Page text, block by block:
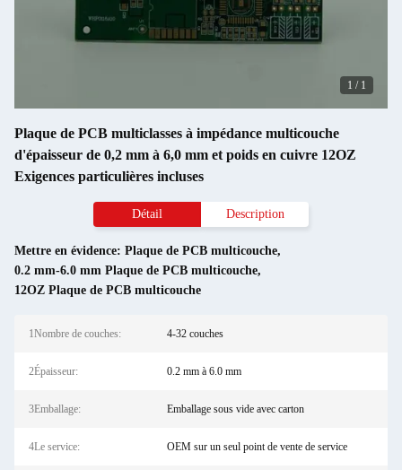
1 / 1
Plaque de PCB multiclasses à impédance multicouche
d'épaisseur de 0,2 mm à 6,0 mm et poids en cuivre 12OZ
Exigences particulières incluses
Détail Description
Mettre en évidence: Plaque de PCB multicouche,
0.2 mm-6.0 mm Plaque de PCB multicouche,
12OZ Plaque de PCB multicouche
1Nombre de couches: 4-32 couches
2Épaisseur: 0.2 mm à 6.0 mm
3Emballage: Emballage sous vide avec carton
4Le service: OEM sur un seul point de vente de service